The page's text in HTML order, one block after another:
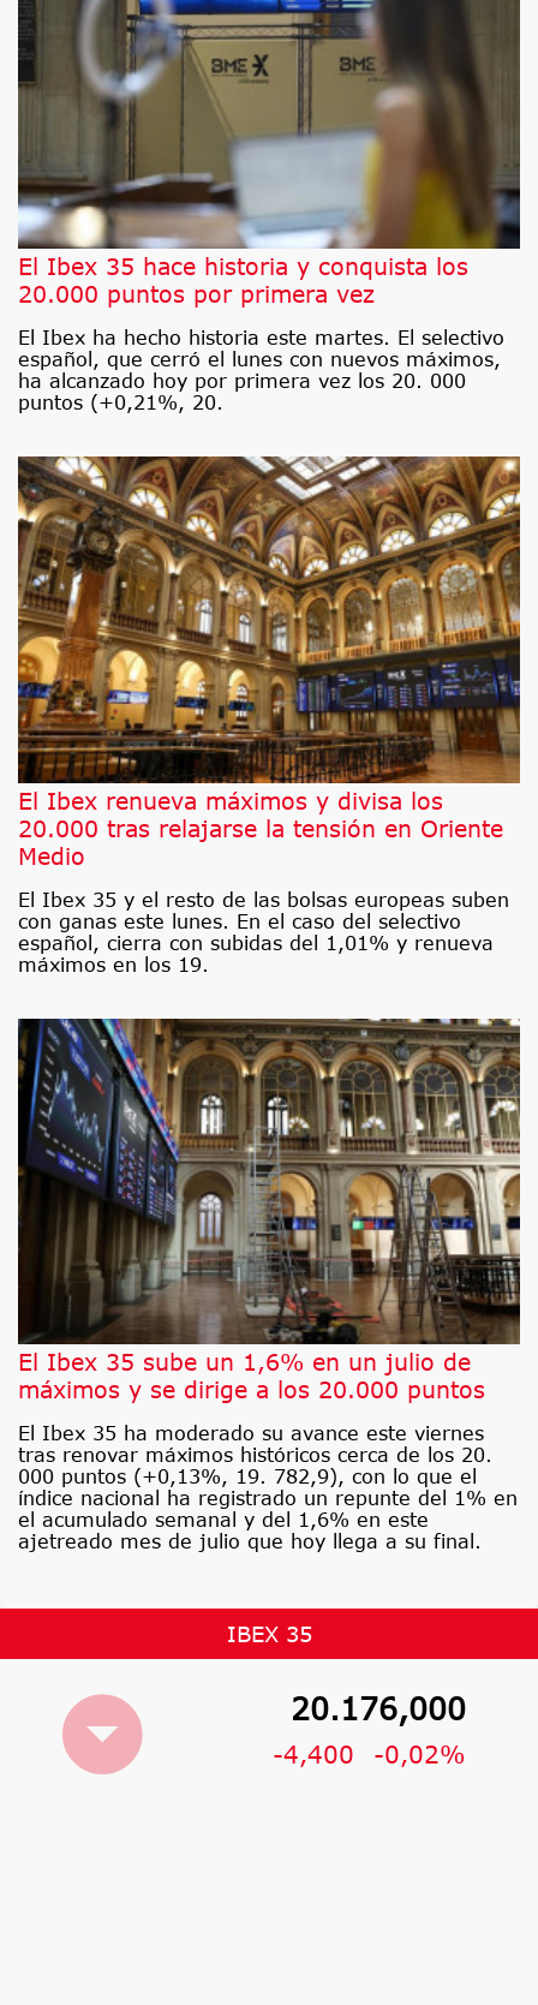
El Ibex 35 hace historia y conquista los
20.000 puntos por primera vez
El Ibex ha hecho historia este martes. El selectivo
español, que cerró el lunes con nuevos máximos,
ha alcanzado hoy por primera vez los 20. 000
puntos (+0,21%, 20.
El Ibex renueva máximos y divisa los
20.000 tras relajarse la tensión en Oriente
Medio
El Ibex 35 y el resto de las bolsas europeas suben
con ganas este lunes. En el caso del selectivo
español, cierra con subidas del 1,01% y renueva
máximos en los 19.
El Ibex 35 sube un 1,6% en un julio de
máximos y se dirige a los 20.000 puntos
El Ibex 35 ha moderado su avance este viernes
tras renovar máximos históricos cerca de los 20.
000 puntos (+0,13%, 19. 782,9), con lo que el
índice nacional ha registrado un repunte del 1% en
el acumulado semanal y del 1,6% en este
ajetreado mes de julio que hoy llega a su final.
IBEX 35
20.176,000
-4,400 -0,02%